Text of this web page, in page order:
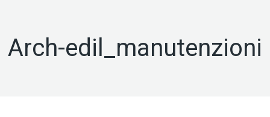
Arch-edil_manutenzioni